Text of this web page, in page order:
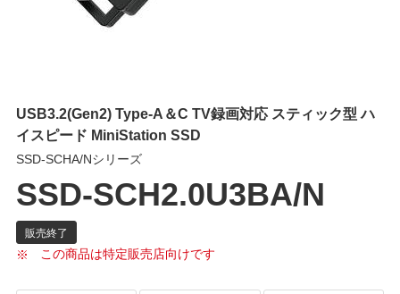
USB3.2(Gen2) Type-A＆C TV録画対応 スティック型 ハ
イスピード MiniStation SSD
SSD-SCHA/Nシリーズ
SSD-SCH2.0U3BA/N
この商品は特定販売店向けです